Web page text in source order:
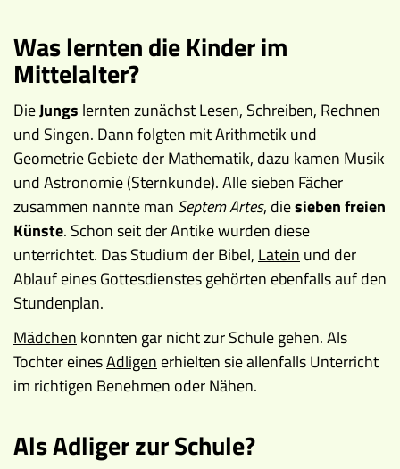
Was lernten die Kinder im
Mittelalter?
DieJungs lernten zunächst Lesen, Schreiben, Rechnen
und Singen. Dann folgten mit Arithmetik und
Geometrie Gebiete der Mathematik, dazu kamen Musik
und Astronomie (Sternkunde). Alle sieben Fächer
zusammen nannte man Septem Artes, diesieben freien
Künste. Schon seit der Antike wurden diese
unterrichtet. Das Studium der Bibel, Latein und der
Ablauf eines Gottesdienstes gehörten ebenfalls auf den
Stundenplan.
Mädchen konnten gar nicht zur Schule gehen. Als
Tochter einesAdligen erhielten sie allenfalls Unterricht
im richtigen Benehmen oder Nähen.
Als Adliger zur Schule?